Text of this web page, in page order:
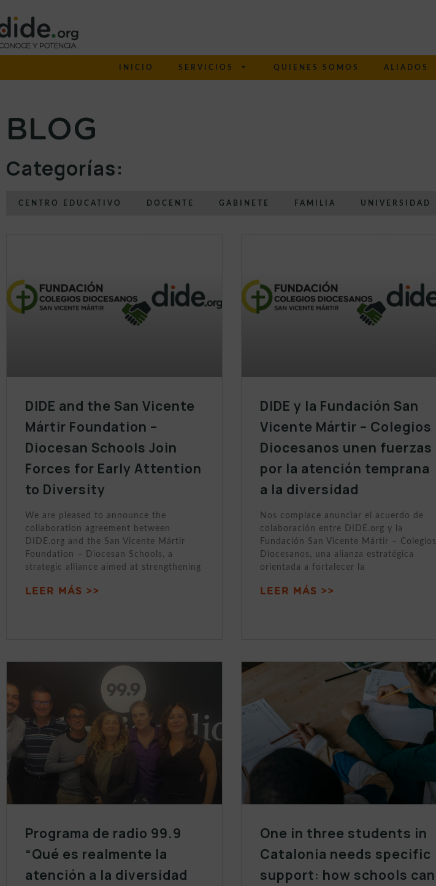
INICIO SERVICIOS QUIENES SOMOS ALIADOS
BLOG
Categorías:
CENTRO EDUCATIVO DOCENTE GABINETE FAMILIA UNIVERSIDAD
DIDE and the San Vicente
Mártir Foundation –
Diocesan Schools Join
Forces for Early Attention
to Diversity
We are pleased to announce the
collaboration agreement between
DIDE.org and the San Vicente Mártir
Foundation – Diocesan Schools, a
strategic alliance aimed at strengthening
LEER MÁS >>
DIDE y la Fundación San
Vicente Mártir – Colegios
Diocesanos unen fuerzas
por la atención temprana
a la diversidad
Nos complace anunciar el acuerdo de
colaboración entre DIDE.org y la
Fundación San Vicente Mártir – Colegios
Diocesanos, una alianza estratégica
orientada a fortalecer la
LEER MÁS >>
Programa de radio 99.9
“Qué es realmente la
atención a la diversidad
One in three students in
Catalonia needs specific
support: how schools can